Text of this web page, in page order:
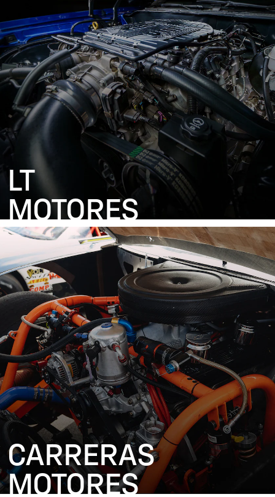
LT
MOTORES
CARRERAS
MOTORES